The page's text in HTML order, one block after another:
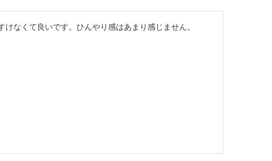
なくて良いです。ひんやり感はあまり感じません。